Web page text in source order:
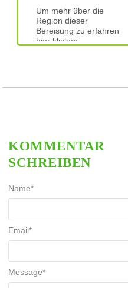
Um mehr über die
Region dieser
Bereisung zu erfahren
hier klicken.
KOMMENTAR
SCHREIBEN
Message*
Name*
Email*